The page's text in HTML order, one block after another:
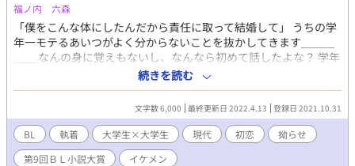
福ノ内 六森
「僕をこんな体にしたんだから責任に取って結婚して」 うちの学
年一モテるあいつがよく分からないことを抜かしてきます＿＿＿
＿＿ なんの身に覚えもないし、なんなら初めて話したよな？ 学年
一のモテ男×平凡大学生 イケメン×平凡 ピュアピュアな感じのお
話を目指しております。 本編中にエロはないと思います。 第9回
BL大賞にエントリー中です。 よろしくお願いします。
続きを読む
文字数 6,000 最終更新日 2022.4.13 登録日 2021.10.31
BL 執着 大学生×大学生 現代 初恋
拗らせ
第9回ＢＬ小説大賞
イケメン